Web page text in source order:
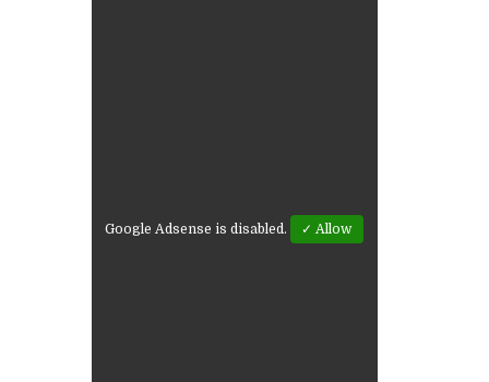
Google Adsense is disabled. ✓ Allow